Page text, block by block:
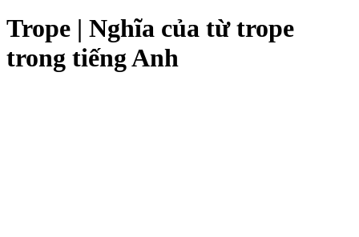
Trope | Nghĩa của từ trope
trong tiếng Anh